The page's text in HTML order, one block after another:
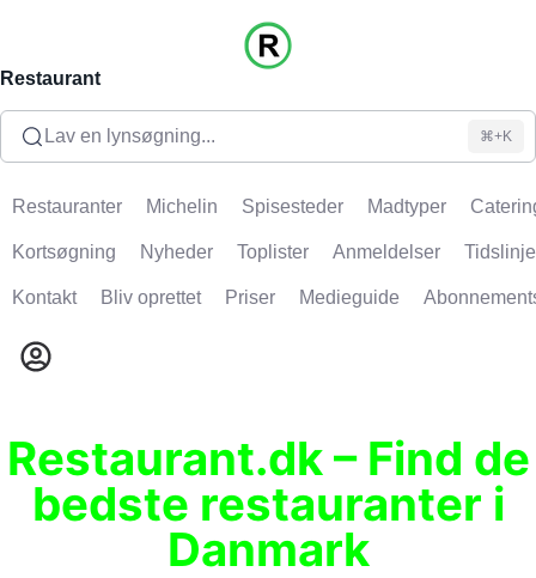
Restaurant
Lav en lynsøgning... ⌘+K
Restauranter Michelin Spisesteder Madtyper
Kortsøgning Nyheder Toplister Anmeldelser Tidslinje
Kontakt Bliv oprettet Priser Medieguide
Restaurant.dk – Find de
bedste restauranter i
Danmark